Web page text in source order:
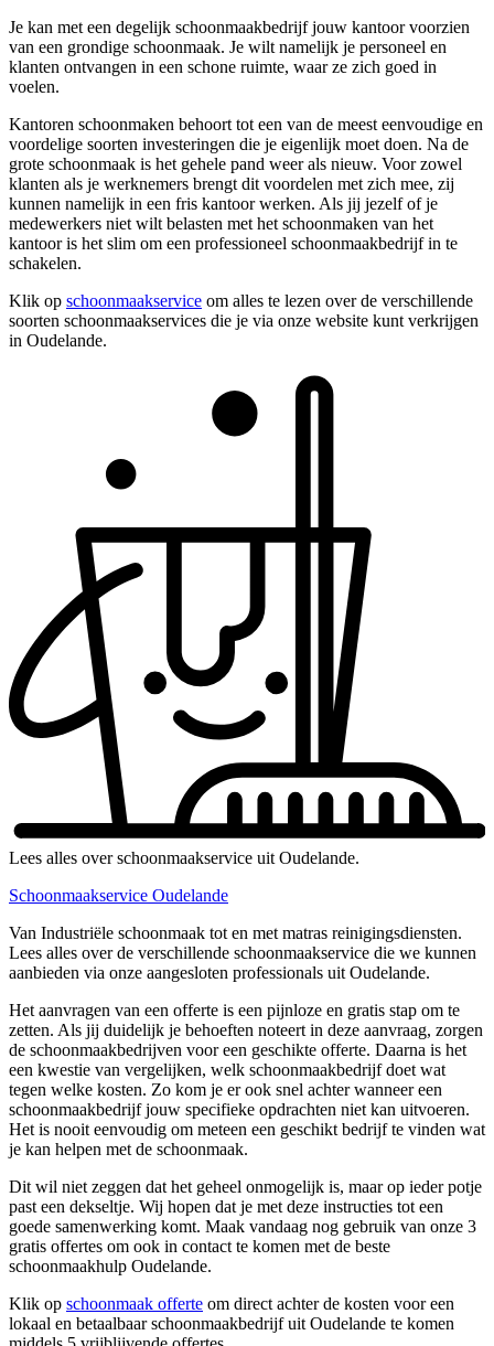
Je kan met een degelijk schoonmaakbedrijf jouw kantoor voorzien
van een grondige schoonmaak. Je wilt namelijk je personeel en
klanten ontvangen in een schone ruimte, waar ze zich goed in
voelen.
Kantoren schoonmaken behoort tot een van de meest eenvoudige en
voordelige soorten investeringen die je eigenlijk moet doen. Na de
grote schoonmaak is het gehele pand weer als nieuw. Voor zowel
klanten als je werknemers brengt dit voordelen met zich mee, zij
kunnen namelijk in een fris kantoor werken. Als jij jezelf of je
medewerkers niet wilt belasten met het schoonmaken van het
kantoor is het slim om een professioneel schoonmaakbedrijf in te
schakelen.
Klik op schoonmaakservice om alles te lezen over de verschillende
soorten schoonmaakservices die je via onze website kunt verkrijgen
in Oudelande.
Lees alles over schoonmaakservice uit Oudelande.
Schoonmaakservice Oudelande
Van Industriële schoonmaak tot en met matras reinigingsdiensten.
Lees alles over de verschillende schoonmaakservice die we kunnen
aanbieden via onze aangesloten professionals uit Oudelande.
Het aanvragen van een offerte is een pijnloze en gratis stap om te
zetten. Als jij duidelijk je behoeften noteert in deze aanvraag, zorgen
de schoonmaakbedrijven voor een geschikte offerte. Daarna is het
een kwestie van vergelijken, welk schoonmaakbedrijf doet wat
tegen welke kosten. Zo kom je er ook snel achter wanneer een
schoonmaakbedrijf jouw specifieke opdrachten niet kan uitvoeren.
Het is nooit eenvoudig om meteen een geschikt bedrijf te vinden wat
je kan helpen met de schoonmaak.
Dit wil niet zeggen dat het geheel onmogelijk is, maar op ieder potje
past een dekseltje. Wij hopen dat je met deze instructies tot een
goede samenwerking komt. Maak vandaag nog gebruik van onze 3
gratis offertes om ook in contact te komen met de beste
schoonmaakhulp Oudelande.
Klik op schoonmaak offerte om direct achter de kosten voor een
lokaal en betaalbaar schoonmaakbedrijf uit Oudelande te komen